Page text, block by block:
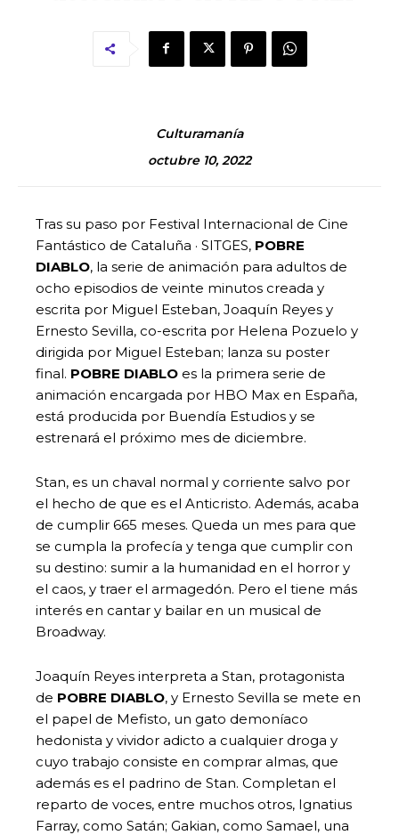
Culturamanía
octubre 10, 2022
Tras su paso por Festival Internacional de Cine
Fantástico de Cataluña · SITGES, POBRE
DIABLO, la serie de animación para adultos de
ocho episodios de veinte minutos creada y
escrita por Miguel Esteban, Joaquín Reyes y
Ernesto Sevilla, co-escrita por Helena Pozuelo y
dirigida por Miguel Esteban; lanza su poster
final. POBRE DIABLO es la primera serie de
animación encargada por HBO Max en España,
está producida por Buendía Estudios y se
estrenará el próximo mes de diciembre.
Stan, es un chaval normal y corriente salvo por
el hecho de que es el Anticristo. Además, acaba
de cumplir 665 meses. Queda un mes para que
se cumpla la profecía y tenga que cumplir con
su destino: sumir a la humanidad en el horror y
el caos, y traer el armagedón. Pero el tiene más
interés en cantar y bailar en un musical de
Broadway.
Joaquín Reyes interpreta a Stan, protagonista
de POBRE DIABLO, y Ernesto Sevilla se mete en
el papel de Mefisto, un gato demoníaco
hedonista y vividor adicto a cualquier droga y
cuyo trabajo consiste en comprar almas, que
además es el padrino de Stan. Completan el
reparto de voces, entre muchos otros, Ignatius
Farray, como Satán; Gakian, como Samael, una